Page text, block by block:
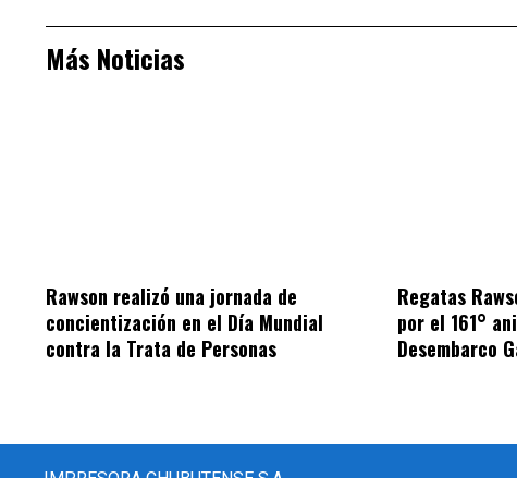
Más Noticias
Rawson realizó una jornada de
concientización en el Día Mundial
contra la Trata de Personas
Regatas
por el 161°
Desembarco